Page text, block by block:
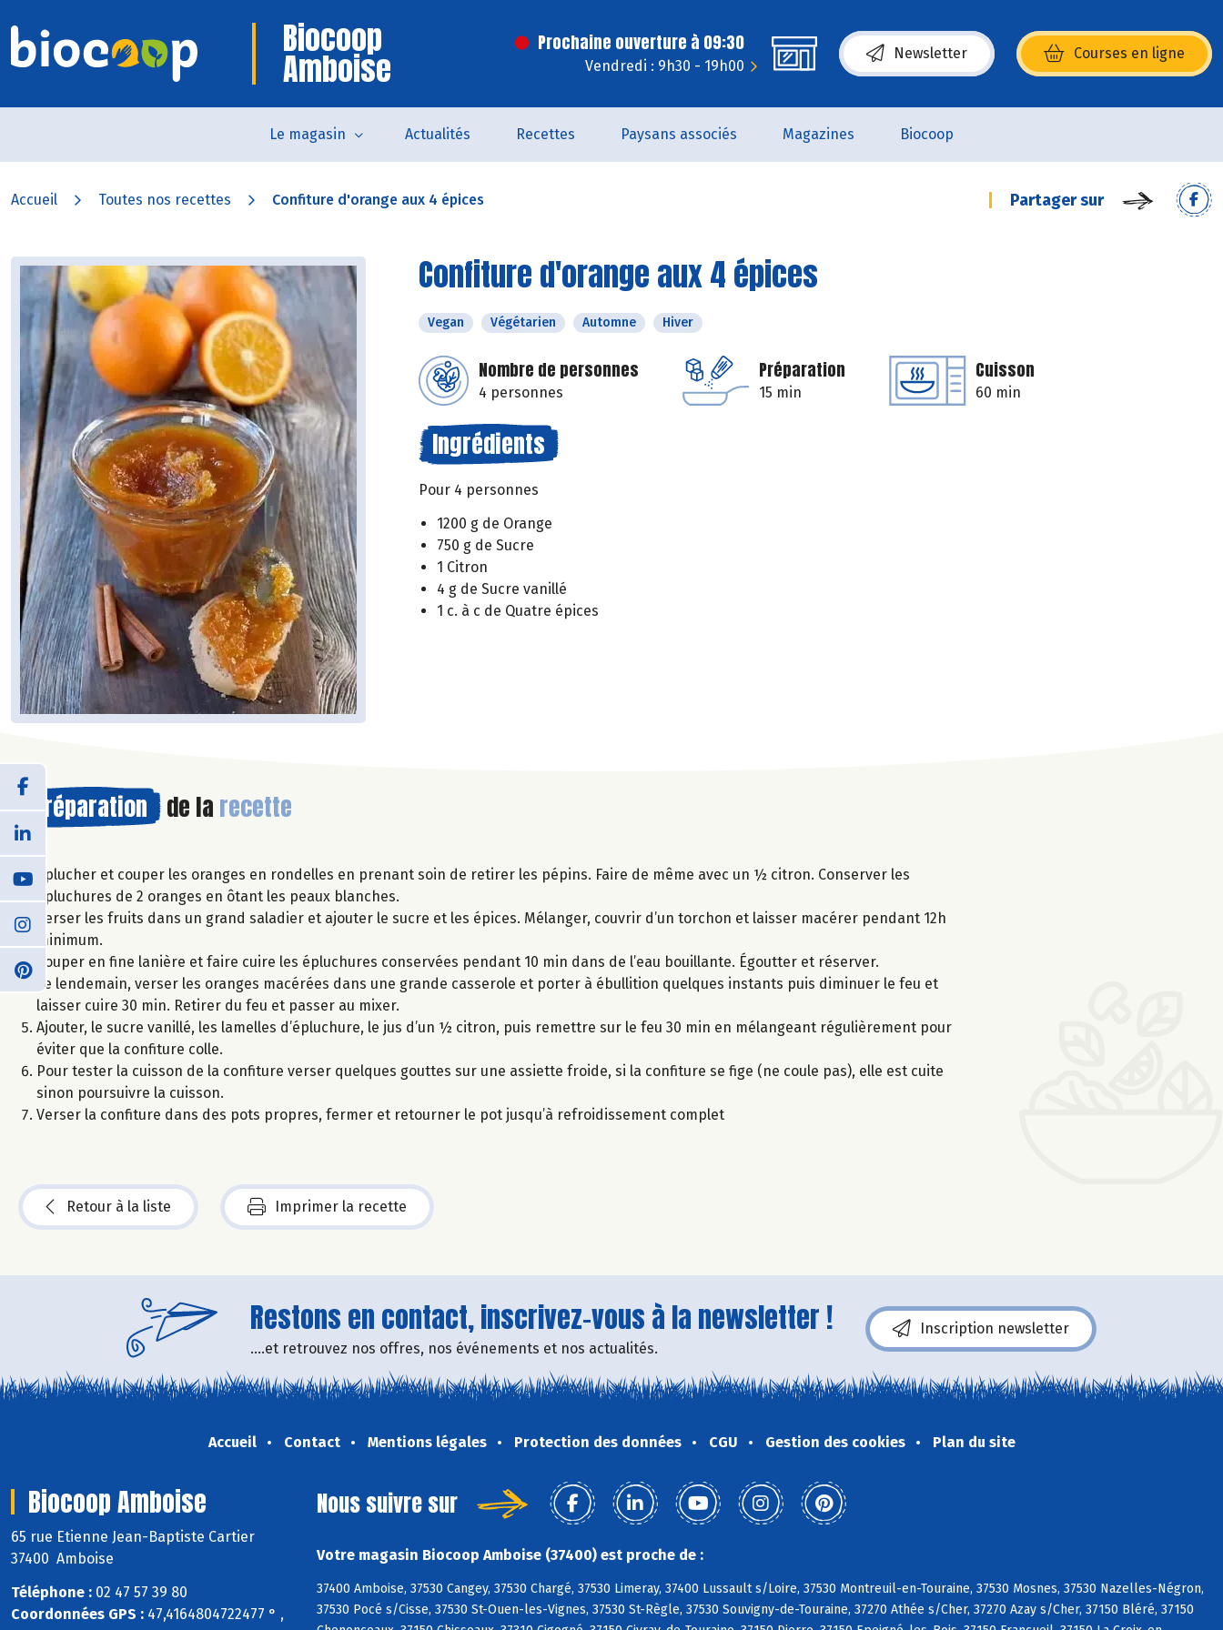
Biocoop
Amboise
Prochaine ouverture à 09:30
Vendredi : 9h30 - 19h00
Newsletter Courses en ligne
(s’ouvre dans une nouvelle fenêtre)
Le magasin Actualités Recettes Paysans associés Magazines Biocoop
Accueil Toutes nos recettes Confiture d'orange aux 4 épices Partager sur
Confiture d'orange aux 4 épices
Vegan Végétarien Automne Hiver
Nombre de personnes
4 personnes
Préparation
15 min
Cuisson
60 min
Ingrédients
Pour 4 personnes
1200 g de Orange
750 g de Sucre
1 Citron
4 g de Sucre vanillé
1 c. à c de Quatre épices
Préparation de la recette
Eplucher et couper les oranges en rondelles en prenant soin de retirer les pépins. Faire de même avec un ½ citron. Conserver les
épluchures de 2 oranges en ôtant les peaux blanches.
Verser les fruits dans un grand saladier et ajouter le sucre et les épices. Mélanger, couvrir d’un torchon et laisser macérer pendant 12h
minimum.
Couper en fine lanière et faire cuire les épluchures conservées pendant 10 min dans de l’eau bouillante. Égoutter et réserver.
Le lendemain, verser les oranges macérées dans une grande casserole et porter à ébullition quelques instants puis diminuer le feu et
laisser cuire 30 min. Retirer du feu et passer au mixer.
Ajouter, le sucre vanillé, les lamelles d’épluchure, le jus d’un ½ citron, puis remettre sur le feu 30 min en mélangeant régulièrement pour
éviter que la confiture colle.
Pour tester la cuisson de la confiture verser quelques gouttes sur une assiette froide, si la confiture se fige (ne coule pas), elle est cuite
sinon poursuivre la cuisson.
Verser la confiture dans des pots propres, fermer et retourner le pot jusqu’à refroidissement complet
Retour à la liste Imprimer la recette
Restons en contact, inscrivez-vous à la newsletter !
....et retrouvez nos offres, nos événements et nos actualités.
Inscription newsletter
Accueil Contact Mentions légales Protection des données CGU Gestion des cookies Plan du site
Biocoop Amboise
65 rue Etienne Jean-Baptiste Cartier
37400 Amboise
Téléphone : 02 47 57 39 80
Coordonnées GPS : 47,4164804722477 ° ,
Nous suivre sur
Votre magasin Biocoop Amboise (37400) est proche de :
37400 Amboise, 37530 Cangey, 37530 Chargé, 37530 Limeray, 37400 Lussault s/Loire, 37530 Montreuil-en-Touraine, 37530 Mosnes, 37530 Nazelles-Négron,
37530 Pocé s/Cisse, 37530 St-Ouen-les-Vignes, 37530 St-Règle, 37530 Souvigny-de-Touraine, 37270 Athée s/Cher, 37270 Azay s/Cher, 37150 Bléré, 37150